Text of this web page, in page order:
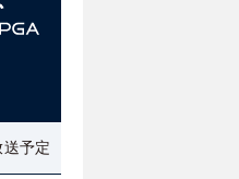
予定